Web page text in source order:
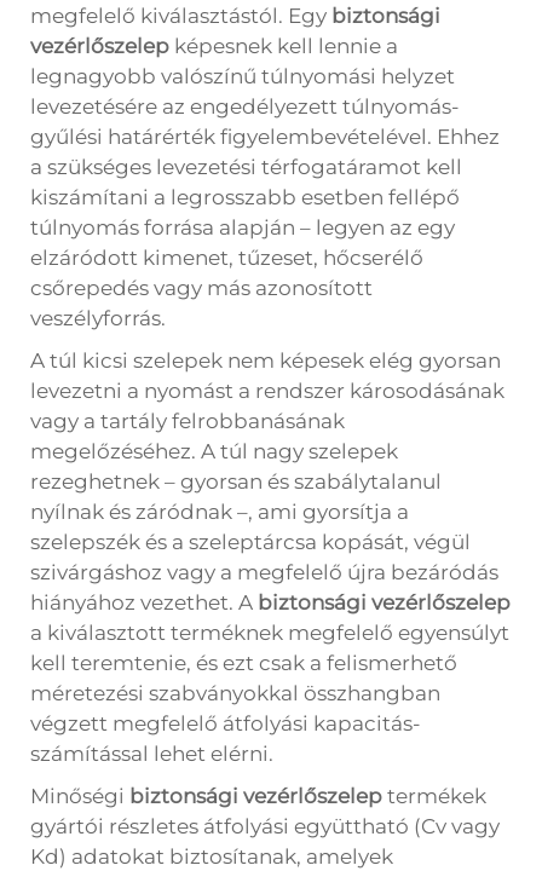
megfelelő kiválasztástól. Egy biztonsági
vezérlőszelep képesnek kell lennie a
legnagyobb valószínű túlnyomási helyzet
levezetésére az engedélyezett túlnyomás-
gyűlési határérték figyelembevételével. Ehhez
a szükséges levezetési térfogatáramot kell
kiszámítani a legrosszabb esetben fellépő
túlnyomás forrása alapján – legyen az egy
elzáródott kimenet, tűzeset, hőcserélő
csőrepedés vagy más azonosított
veszélyforrás.
A túl kicsi szelepek nem képesek elég gyorsan
levezetni a nyomást a rendszer károsodásának
vagy a tartály felrobbanásának
megelőzéséhez. A túl nagy szelepek
rezeghetnek – gyorsan és szabálytalanul
nyílnak és záródnak –, ami gyorsítja a
szelepszék és a szeleptárcsa kopását, végül
szivárgáshoz vagy a megfelelő újra bezáródás
hiányához vezethet. A biztonsági vezérlőszelep
a kiválasztott terméknek megfelelő egyensúlyt
kell teremtenie, és ezt csak a felismerhető
méretezési szabványokkal összhangban
végzett megfelelő átfolyási kapacitás-
számítással lehet elérni.
Minőségi biztonsági vezérlőszelep termékek
gyártói részletes átfolyási együttható (Cv vagy
Kd) adatokat biztosítanak, amelyek